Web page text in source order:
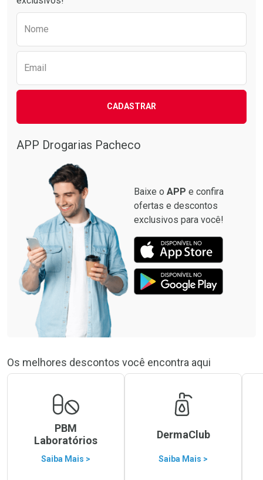
Nome
Email
CADASTRAR
APP Drogarias Pacheco
Baixe o APP e confira
ofertas e descontos
exclusivos para você!
Os melhores descontos você encontra aqui
PBM
Laboratórios
Saiba Mais >
DermaClub
Saiba Mais >